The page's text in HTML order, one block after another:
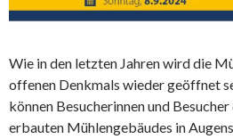
Wie in den letzten Jahren wird die
offenen Denkmals wieder geöffnet
können Besucherinnen und
erbauten Mühlengebäudes in